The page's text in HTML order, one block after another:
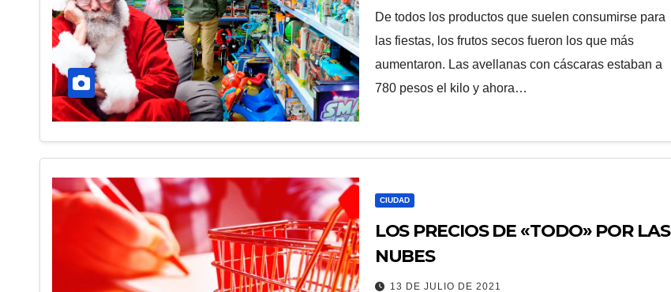
De todos los productos que suelen consumirse para
las fiestas, los frutos secos fueron los que más
aumentaron. Las avellanas con cáscaras estaban a
780 pesos el kilo y ahora…
CIUDAD
LOS PRECIOS DE «TODO» POR LAS
NUBES
13 DE JULIO DE 2021